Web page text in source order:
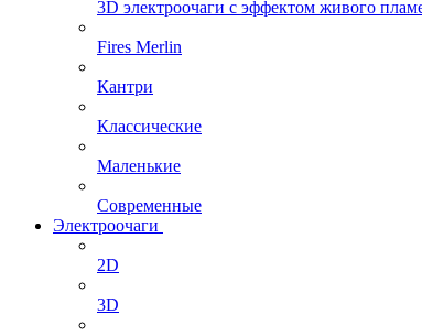
3D электроочаги с эффектом живого
Fires Merlin
Кантри
Классические
Маленькие
Современные
Электроочаги
2D
3D